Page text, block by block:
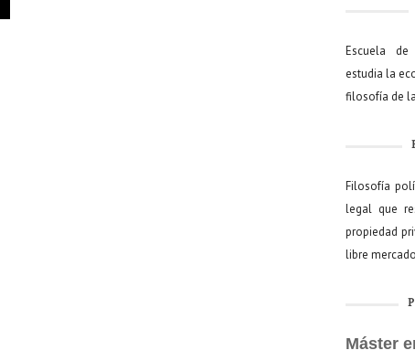
Escuela de
estudia la
filosofía de
Filosofía
legal que
propiedad
libre
Máster